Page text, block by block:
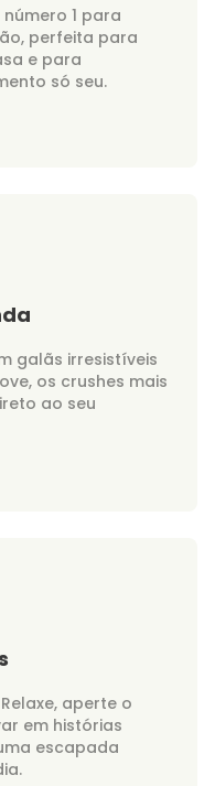
1 para
perfeita para
e para
só seu.
galãs irresistíveis
os crushes mais
ao seu
aperte o
em histórias
escapada